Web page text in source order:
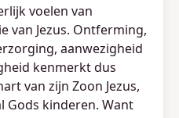
voelen van
van Jezus. Ontferming,
aanwezigheid
kenmerkt dus
van zijn Zoon Jezus,
Gods kinderen. Want